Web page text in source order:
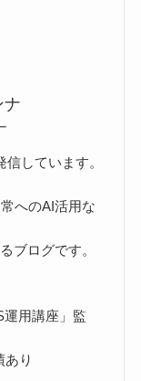
ナ
しています。
へのAI活用な
ブログです。
運用講座」監
あり